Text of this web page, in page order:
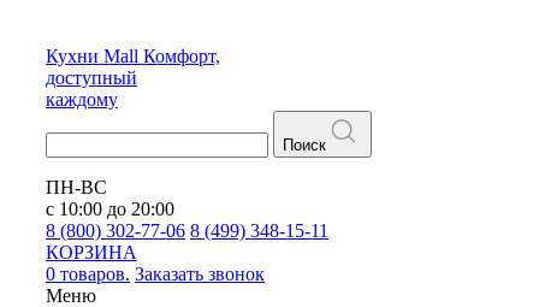
Кухни Mall Комфорт,
доступный
каждому
Поиск
ПН-ВС
с 10:00 до 20:00
8 (800) 302-77-06 8 (499) 348-15-11
КОРЗИНА
0 товаров. Заказать звонок
Меню